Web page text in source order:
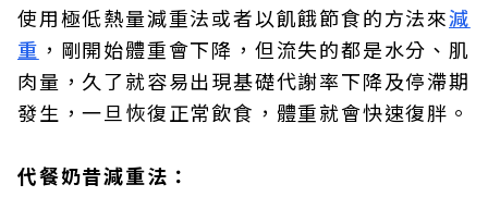
使用極低熱量減重法或者以飢餓節食的方法來減
重 ，剛開始體重會下降，但流失的都是水分、肌
肉量，久了就容易出現基礎代謝率下降及停滯期
發生，一旦恢復正常飲食，體重就會快速復胖。
代餐奶昔減重法：